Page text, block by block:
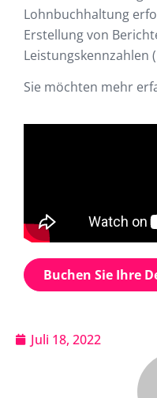
Juli 18, 2022
Lohnbuchhaltung
Erstellung von
Leistungskennzahlen
Sie möchten mehr
Buchen Sie Ihre